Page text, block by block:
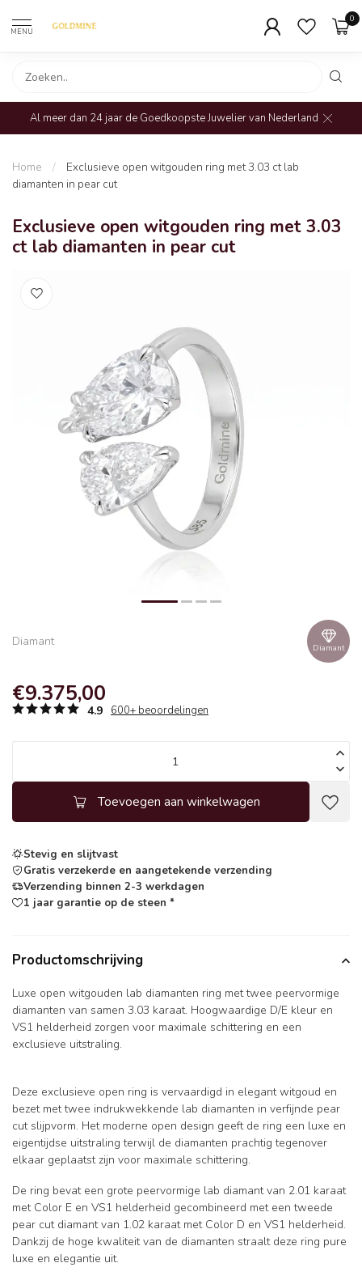
MENU
0
Al meer dan 24 jaar de Goedkoopste Juwelier van Nederland
Home /
Exclusieve open witgouden ring met 3.03 ct lab
diamanten in pear cut
Exclusieve open witgouden ring met 3.03
ct lab diamanten in pear cut
Diamant Diamant
€9.375,00
4.9 600+ beoordelingen
Toevoegen aan winkelwagen
Stevig en slijtvast
Gratis verzekerde en aangetekende verzending
Verzending binnen 2-3 werkdagen
1 jaar garantie op de steen *
Productomschrijving
Luxe open witgouden lab diamanten ring met twee peervormige
diamanten van samen 3.03 karaat. Hoogwaardige D/E kleur en
VS1 helderheid zorgen voor maximale schittering en een
exclusieve uitstraling.
Deze exclusieve open ring is vervaardigd in elegant witgoud en
bezet met twee indrukwekkende lab diamanten in verfijnde pear
cut slijpvorm. Het moderne open design geeft de ring een luxe en
eigentijdse uitstraling terwijl de diamanten prachtig tegenover
elkaar geplaatst zijn voor maximale schittering.
De ring bevat een grote peervormige lab diamant van 2.01 karaat
met Color E en VS1 helderheid gecombineerd met een tweede
pear cut diamant van 1.02 karaat met Color D en VS1 helderheid.
Dankzij de hoge kwaliteit van de diamanten straalt deze ring pure
luxe en elegantie uit.